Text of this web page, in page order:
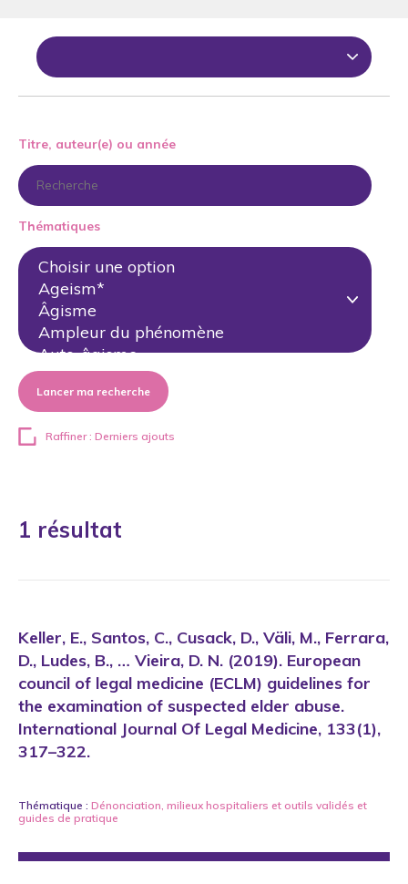
Titre, auteur(e) ou année
Thématiques
Lancer ma recherche
Raffiner : Derniers ajouts
1 résultat
Keller, E., Santos, C., Cusack, D., Väli, M., Ferrara,
D., Ludes, B., … Vieira, D. N. (2019). European
council of legal medicine (ECLM) guidelines for
the examination of suspected elder abuse.
International Journal Of Legal Medicine, 133(1),
317–322.
Thématique : Dénonciation, milieux hospitaliers et outils validés et
guides de pratique